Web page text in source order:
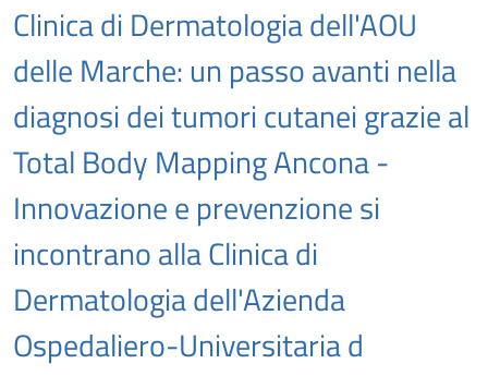
Clinica di Dermatologia dell'AOU
delle Marche: un passo avanti nella
diagnosi dei tumori cutanei grazie al
Total Body Mapping Ancona -
Innovazione e prevenzione si
incontrano alla Clinica di
Dermatologia dell'Azienda
Ospedaliero-Universitaria d